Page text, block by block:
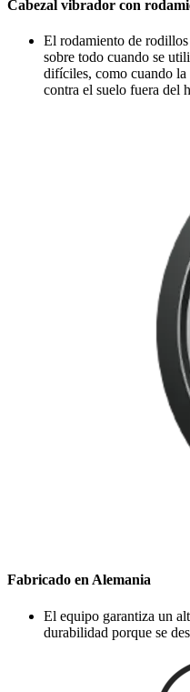
Cabezal vibrador con
El rodamiento de
sobre todo cuando se
difíciles, como cuando la
contra el suelo fuera del
Fabricado en Alemania
El equipo garantiza un
durabilidad porque se